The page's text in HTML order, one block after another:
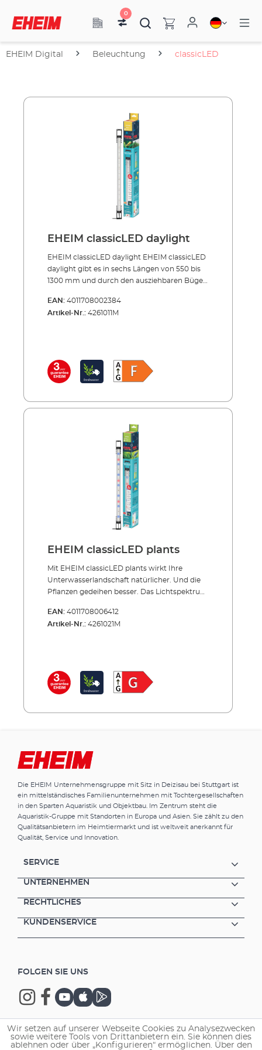
0
EHEIM Digital Beleuchtung classicLED
EHEIM classicLED daylight
EHEIM classicLED daylight EHEIM classicLED
daylight gibt es in sechs Längen von 550 bis
1300 mm und durch den ausziehbaren Bügel
passt sich jedem Aquarium bis zu einer Breite
von 1,30 Metern perfekt an. Sie leuchtet dieses
passt unter alle Abdeckungen und ist somit
für nahezu alle Aquarien einsetzbar. Mit einer
gesundes Wachstum von Fischen und
Betrachter angenehm klar. Der
Stromverbrauch der EHEIM classicLED misst
je nach Länge 7,7 bis 17,3 Watt. EHEIM
classicLED ist wasserdicht (IPx7) und durch
Niedervolttechnik besonders sicher. Die
mittlere Lebensdauer liegt bei mindestens 35
000 Stunden. Erhältlich ist die EHEIM
classicLED inklusive LED Sicherheitsnetzteil.
EAN: 4011708002384
Artikel-Nr.: 4261011M
EHEIM classicLED plants
Mit EHEIM classicLED plants wirkt Ihre
Unterwasserlandschaft natürlicher. Und die
Pflanzen gedeihen besser. Das Lichtspektrum
Wasserpflanzen abgestimmt. Durch einen
höheren Rot-Anteil wirkt das Licht
gibt es in sechs Längen von 550 bis 1300 mm.
Die LED-Leiste lässt sich durch den
ultrakompakte und sehr schlanke Design
passt unter alle Abdeckungen und ist somit
Leuchtstoffröhren auf LED-Beleuchtung
umsteigen wollen, geht das ganz einfach mit
dem entsprechenden Adapter-Set (Zubehör).
Der Stromverbrauch liegt je nach Länge
Lebensdauer beträgt mindestens 35 000
Alternative zu T5/T8-Leuchtstoffröhren –
austauschbar mit Adapter-Set (Zubehör)
Aquarien von 55 – 130 cm Breite (stufenlos
Wasserpflanzen (Photosynthese)
abgestimmtes Lichtspektrum mit hohen Rot-
Pflanzen und Tieren Naturgetreue,
unverfälschte Farbwiedergabe
EAN: 4011708006412
Artikel-Nr.: 4261021M
Die EHEIM Unternehmensgruppe mit Sitz in Deizisau bei Stuttgart ist
ein mittelständisches Familienunternehmen mit Tochtergesellschaften
in den Sparten Aquaristik und Objektbau. Im Zentrum steht die
Aquaristik-Gruppe mit Standorten in Europa und Asien. Sie zählt zu den
Qualitätsanbietern im Heimtiermarkt und ist weltweit anerkannt für
Qualität, Service und Innovation.
SERVICE
UNTERNEHMEN
RECHTLICHES
KUNDENSERVICE
FOLGEN SIE UNS
Copyright © 2026 EHEIM GmbH & Co. KG.
Wir setzen auf unserer Webseite Cookies zu Analysezwecken
sowie weitere Tools von Drittanbietern ein. Sie können dies
ablehnen oder über „Konfigurieren“ ermöglichen. Über den